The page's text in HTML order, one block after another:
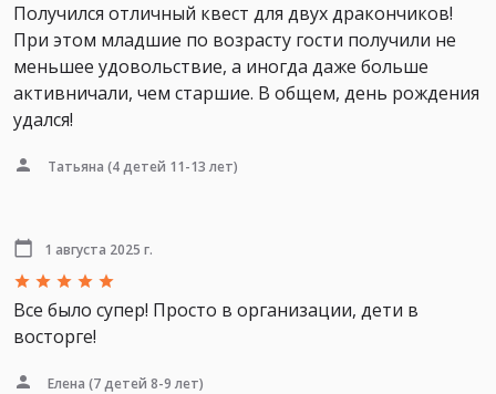
Получился отличный квест для двух дракончиков!
При этом младшие по возрасту гости получили не
меньшее удовольствие, а иногда даже больше
активничали, чем старшие. В общем, день рождения
удался!
Татьяна (4 детей 11-13 лет)
1 августа 2025 г.
Все было супер! Просто в организации, дети в
восторге!
Елена (7 детей 8-9 лет)